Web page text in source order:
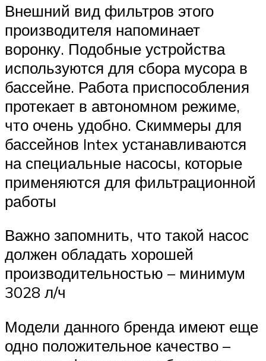
Внешний вид фильтров этого
производителя напоминает
воронку. Подобные устройства
используются для сбора мусора в
бассейне. Работа приспособления
протекает в автономном режиме,
что очень удобно. Скиммеры для
бассейнов Intex устанавливаются
на специальные насосы, которые
применяются для фильтрационной
работы
Важно запомнить, что такой насос
должен обладать хорошей
производительностью – минимум
3028 л/ч
Модели данного бренда имеют еще
одно положительное качество –